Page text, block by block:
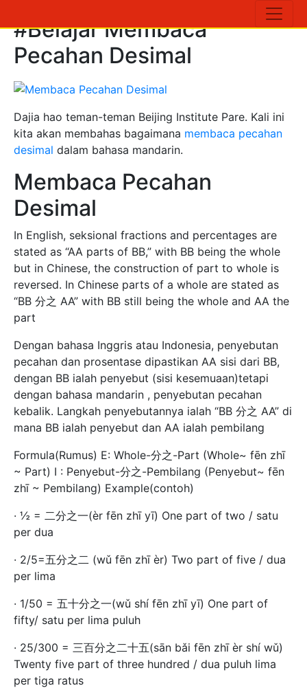
#Belajar Membaca
Pecahan Desimal
Dajia hao teman-teman Beijing Institute Pare. Kali ini
kita akan membahas bagaimana membaca pecahan
desimal dalam bahasa mandarin.
Membaca Pecahan
Desimal
In English, seksional fractions and percentages are
stated as “AA parts of BB,” with BB being the whole
but in Chinese, the construction of part to whole is
reversed. In Chinese parts of a whole are stated as
“BB 分之 AA” with BB still being the whole and AA the
part
Dengan bahasa Inggris atau Indonesia, penyebutan
pecahan dan prosentase dipastikan AA sisi dari BB,
dengan BB ialah penyebut (sisi kesemuaan)tetapi
dengan bahasa mandarin , penyebutan pecahan
kebalik. Langkah penyebutannya ialah “BB 分之 AA” di
mana BB ialah penyebut dan AA ialah pembilang
Formula(Rumus) E: Whole-分之-Part (Whole~ fēn zhī
~ Part) I : Penyebut-分之-Pembilang (Penyebut~ fēn
zhī ~ Pembilang) Example(contoh)
· ½ = 二分之一(èr fēn zhī yī) One part of two / satu
per dua
· 2/5=五分之二 (wǔ fēn zhī èr) Two part of five / dua
per lima
· 1/50 = 五十分之一(wǔ shí fēn zhī yī) One part of
fifty/ satu per lima puluh
· 25/300 = 三百分之二十五(sān bǎi fēn zhī èr shí wǔ)
Twenty five part of three hundred / dua puluh lima
per tiga ratus